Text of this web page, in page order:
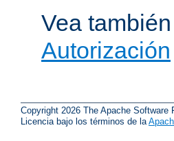
Vea
Autorización
Copyright 2026 The Apache Software
Licencia bajo los términos de la